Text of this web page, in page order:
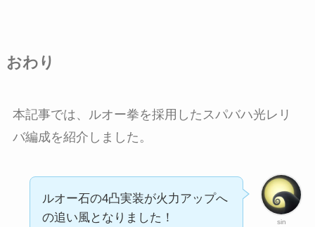
おわり
本記事では、ルオー拳を採用したスパバハ光レリ
バ編成を紹介しました。
sin
ルオー石の4凸実装が火力アップへ
の追い風となりました！